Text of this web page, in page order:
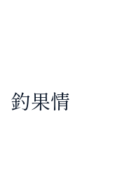
釣果情